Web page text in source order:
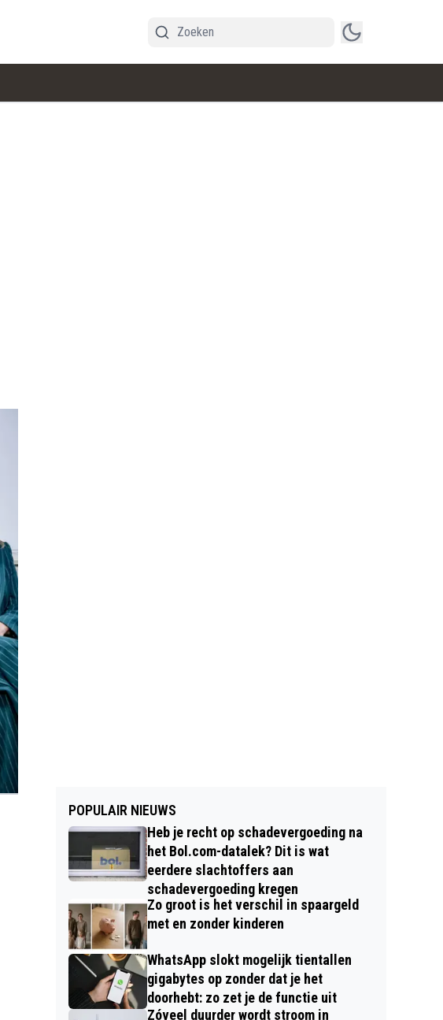
POPULAIR NIEUWS
Heb je recht op schadevergoeding na
het Bol.com-datalek? Dit is wat
eerdere slachtoffers aan
schadevergoeding kregen
Zo groot is het verschil in spaargeld
met en zonder kinderen
WhatsApp slokt mogelijk tientallen
gigabytes op zonder dat je het
doorhebt: zo zet je de functie uit
Zóveel duurder wordt stroom in